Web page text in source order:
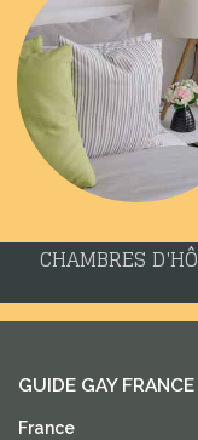
CHAMBRES
GUIDE GAY FRANCE
France